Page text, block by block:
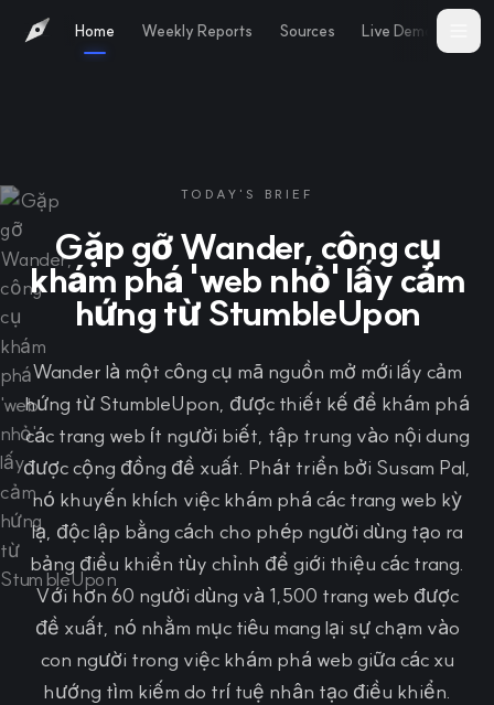
Home Weekly Reports Sources Live Demo
TODAY'S BRIEF
Gặp gỡ Wander, công cụ
khám phá 'web nhỏ' lấy cảm
hứng từ StumbleUpon
Wander là một công cụ mã nguồn mở mới lấy cảm
hứng từ StumbleUpon, được thiết kế để khám phá
các trang web ít người biết, tập trung vào nội dung
được cộng đồng đề xuất. Phát triển bởi Susam Pal,
nó khuyến khích việc khám phá các trang web kỳ
lạ, độc lập bằng cách cho phép người dùng tạo ra
bảng điều khiển tùy chỉnh để giới thiệu các trang.
Với hơn 60 người dùng và 1,500 trang web được
đề xuất, nó nhằm mục tiêu mang lại sự chạm vào
con người trong việc khám phá web giữa các xu
hướng tìm kiếm do trí tuệ nhân tạo điều khiển.